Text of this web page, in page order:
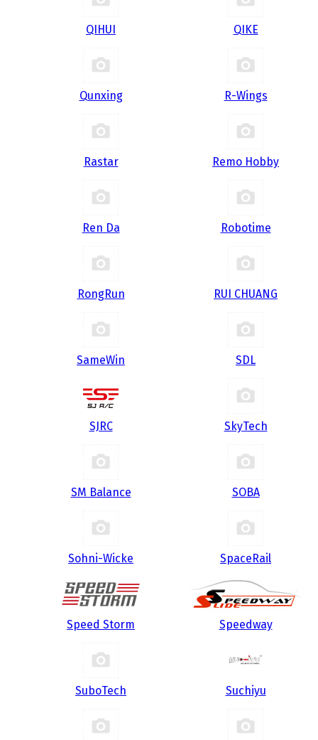
QIHUI QIKE
Qunxing R-Wings
Rastar Remo Hobby
Ren Da Robotime
RongRun RUI CHUANG
SameWin SDL
SJRC SkyTech
SM Balance SOBA
Sohni-Wicke SpaceRail
Speed Storm Speedway
SuboTech Suchiyu